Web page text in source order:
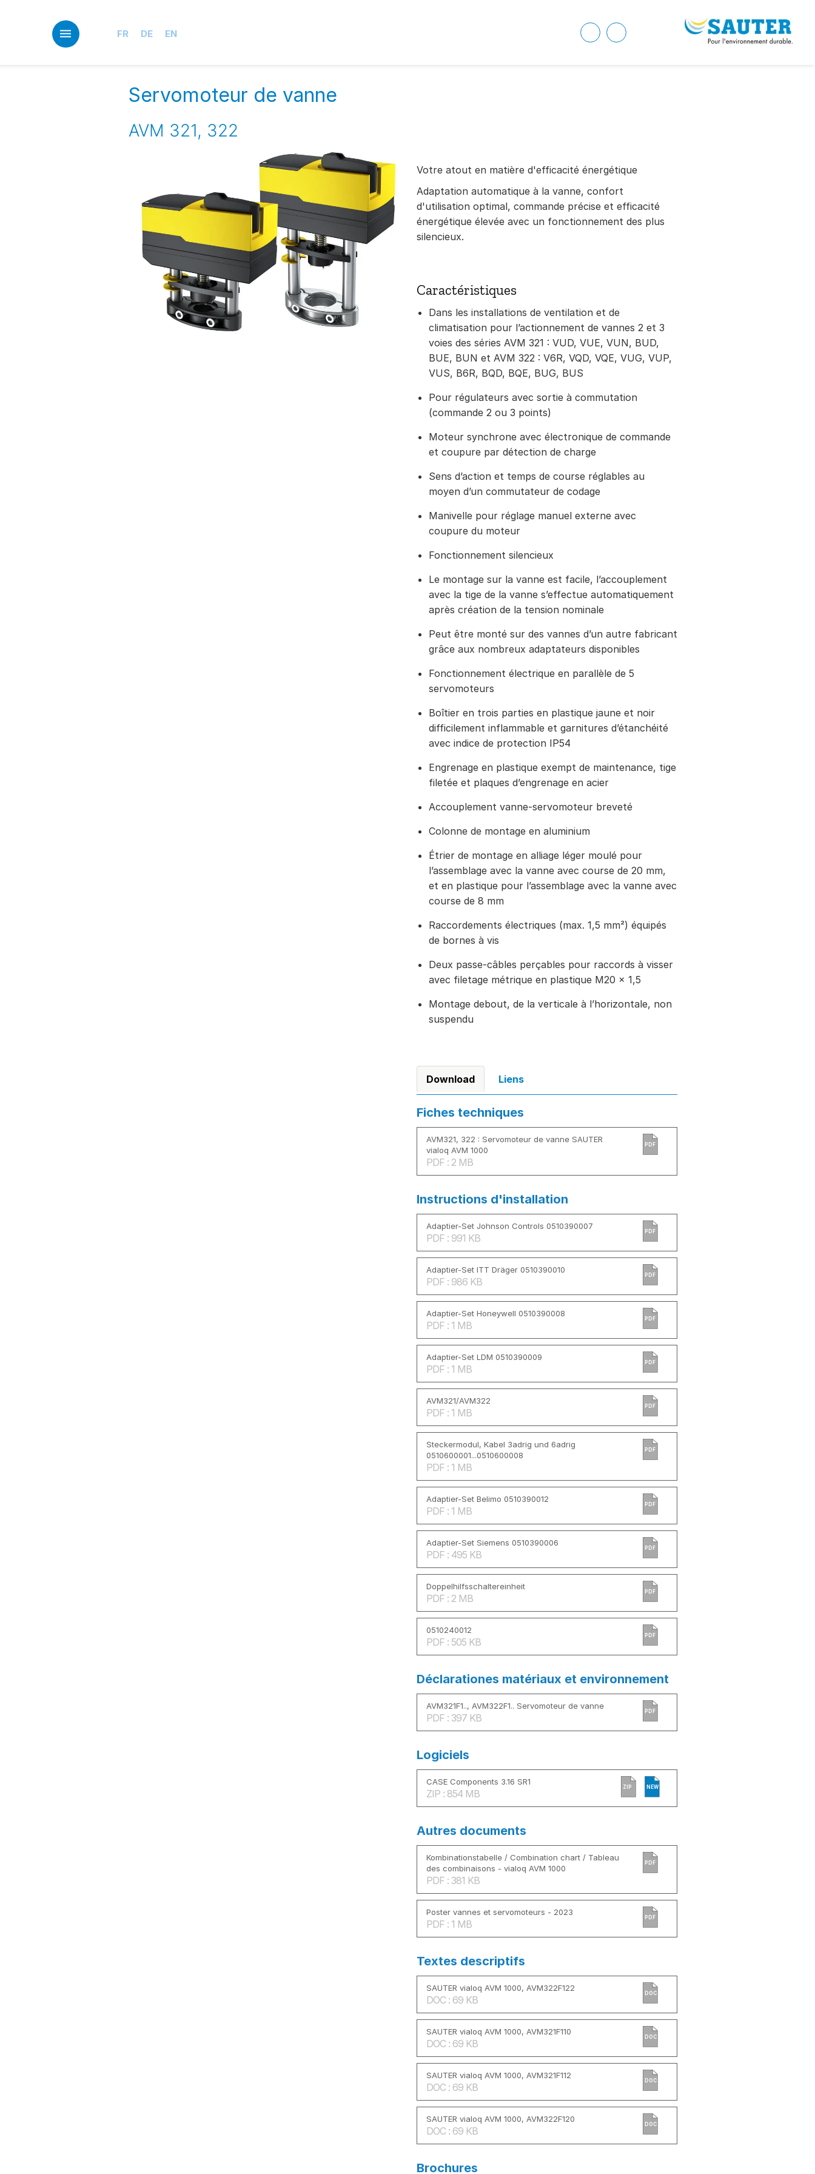
FR DE EN
Servomoteur de vanne
AVM 321, 322
Votre atout en matière d'efficacité énergétique
Adaptation automatique à la vanne, confort
d'utilisation optimal, commande précise et efficacité
énergétique élevée avec un fonctionnement des plus
silencieux.
Caractéristiques
Dans les installations de ventilation et de
climatisation pour l’actionnement de vannes 2 et 3
voies des séries AVM 321 : VUD, VUE, VUN, BUD,
BUE, BUN et AVM 322 : V6R, VQD, VQE, VUG, VUP,
VUS, B6R, BQD, BQE, BUG, BUS
Pour régulateurs avec sortie à commutation
(commande 2 ou 3 points)
Moteur synchrone avec électronique de commande
et coupure par détection de charge
Sens d’action et temps de course réglables au
moyen d’un commutateur de codage
Manivelle pour réglage manuel externe avec
coupure du moteur
Fonctionnement silencieux
Le montage sur la vanne est facile, l’accouplement
avec la tige de la vanne s’effectue automatiquement
après création de la tension nominale
Peut être monté sur des vannes d’un autre fabricant
grâce aux nombreux adaptateurs disponibles
Fonctionnement électrique en parallèle de 5
servomoteurs
Boîtier en trois parties en plastique jaune et noir
difficilement inflammable et garnitures d’étanchéité
avec indice de protection IP54
Engrenage en plastique exempt de maintenance, tige
filetée et plaques d’engrenage en acier
Accouplement vanne-servomoteur breveté
Colonne de montage en aluminium
Étrier de montage en alliage léger moulé pour
l’assemblage avec la vanne avec course de 20 mm,
et en plastique pour l’assemblage avec la vanne avec
course de 8 mm
Raccordements électriques (max. 1,5 mm²) équipés
de bornes à vis
Deux passe-câbles perçables pour raccords à visser
avec filetage métrique en plastique M20 × 1,5
Montage debout, de la verticale à l’horizontale, non
suspendu
Download Liens
Fiches techniques
AVM321, 322 : Servomoteur de vanne SAUTER
vialoq AVM 1000
PDF : 2 MB
PDF
Instructions d'installation
Adaptier-Set Johnson Controls 0510390007
PDF : 991 KB
PDF
Adaptier-Set ITT Dräger 0510390010
PDF : 986 KB
PDF
Adaptier-Set Honeywell 0510390008
PDF : 1 MB
PDF
Adaptier-Set LDM 0510390009
PDF : 1 MB
PDF
AVM321/AVM322
PDF : 1 MB
PDF
Steckermodul, Kabel 3adrig und 6adrig
0510600001...0510600008
PDF : 1 MB
PDF
Adaptier-Set Belimo 0510390012
PDF : 1 MB
PDF
Adaptier-Set Siemens 0510390006
PDF : 495 KB
PDF
Doppelhilfsschaltereinheit
PDF : 2 MB
PDF
0510240012
PDF : 505 KB
PDF
Déclarationes matériaux et environnement
AVM321F1.., AVM322F1.. Servomoteur de vanne
PDF : 397 KB
PDF
Logiciels
CASE Components 3.16 SR1
ZIP : 854 MB
ZIP NEW
Autres documents
Kombinationstabelle / Combination chart / Tableau
des combinaisons - vialoq AVM 1000
PDF : 381 KB
PDF
Poster vannes et servomoteurs - 2023
PDF : 1 MB
PDF
Textes descriptifs
SAUTER vialoq AVM 1000, AVM322F122
DOC : 69 KB
DOC
SAUTER vialoq AVM 1000, AVM321F110
DOC : 69 KB
DOC
SAUTER vialoq AVM 1000, AVM321F112
DOC : 69 KB
DOC
SAUTER vialoq AVM 1000, AVM322F120
DOC : 69 KB
DOC
Brochures